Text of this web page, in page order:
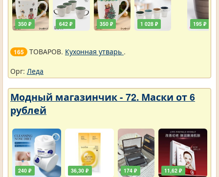
350 ₽ 642 ₽ 350 ₽ 1 028 ₽ 195 ₽
165 ТОВАРОВ. Кухонная утварь .
Орг: Леда
Модный магазинчик - 72. Маски от 6
рублей
240 ₽ 36,30 ₽ 174 ₽ 11,62 ₽